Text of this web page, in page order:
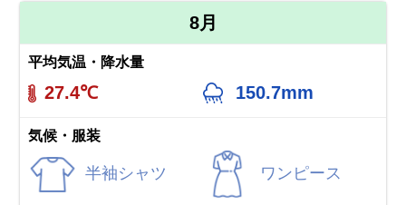
8月
平均気温・降水量
27.4℃ 150.7mm
気候・服装
半袖シャツ ワンピース